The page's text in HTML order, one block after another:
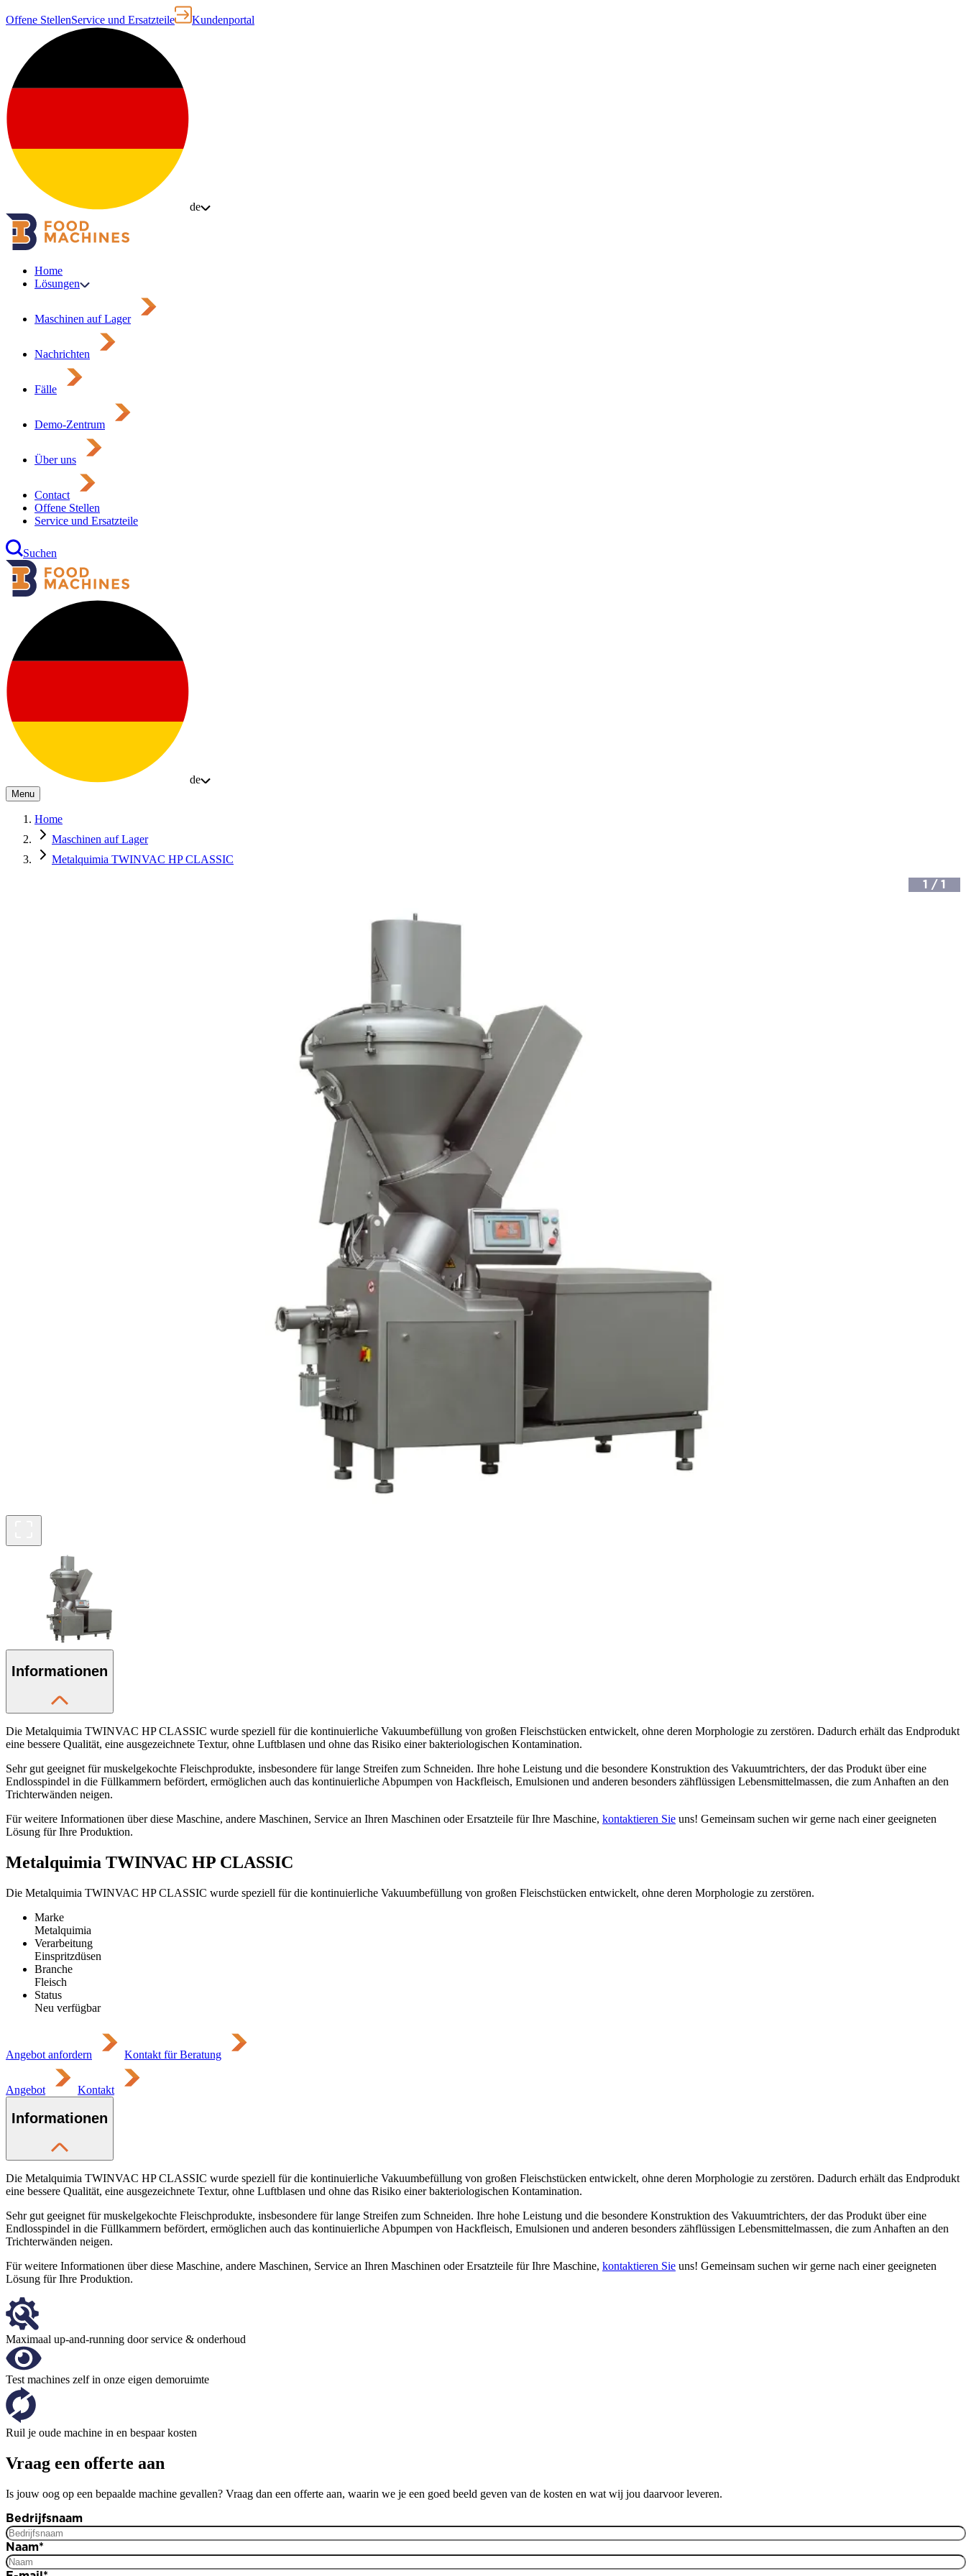
Offene StellenService und Ersatzteile Kundenportal
de
Home
Lösungen
Maschinen auf Lager
Nachrichten
Fälle
Demo-Zentrum
Über uns
Contact
Offene Stellen
Service und Ersatzteile
Suchen
de
Menu
Home
Maschinen auf Lager
Metalquimia TWINVAC HP CLASSIC
1 / 1
Informationen
Die Metalquimia TWINVAC HP CLASSIC wurde speziell für die kontinuierliche Vakuumbefüllung von großen Fleischstücken entwickelt, ohne deren Morphologie zu zerstören. Dadurch erhält das Endprodukt
eine bessere Qualität, eine ausgezeichnete Textur, ohne Luftblasen und ohne das Risiko einer bakteriologischen Kontamination.
Sehr gut geeignet für muskelgekochte Fleischprodukte, insbesondere für lange Streifen zum Schneiden. Ihre hohe Leistung und die besondere Konstruktion des Vakuumtrichters, der das Produkt über eine
Endlosspindel in die Füllkammern befördert, ermöglichen auch das kontinuierliche Abpumpen von Hackfleisch, Emulsionen und anderen besonders zähflüssigen Lebensmittelmassen, die zum Anhaften an den
Trichterwänden neigen.
Für weitere Informationen über diese Maschine, andere Maschinen, Service an Ihren Maschinen oder Ersatzteile für Ihre Maschine, kontaktieren Sie uns! Gemeinsam suchen wir gerne nach einer geeigneten
Lösung für Ihre Produktion.
Metalquimia TWINVAC HP CLASSIC
Die Metalquimia TWINVAC HP CLASSIC wurde speziell für die kontinuierliche Vakuumbefüllung von großen Fleischstücken entwickelt, ohne deren Morphologie zu zerstören.
Marke
Metalquimia
Verarbeitung
Einspritzdüsen
Branche
Fleisch
Status
Neu verfügbar
Angebot anfordern Kontakt für Beratung
Angebot Kontakt
Informationen
Die Metalquimia TWINVAC HP CLASSIC wurde speziell für die kontinuierliche Vakuumbefüllung von großen Fleischstücken entwickelt, ohne deren Morphologie zu zerstören. Dadurch erhält das Endprodukt
eine bessere Qualität, eine ausgezeichnete Textur, ohne Luftblasen und ohne das Risiko einer bakteriologischen Kontamination.
Sehr gut geeignet für muskelgekochte Fleischprodukte, insbesondere für lange Streifen zum Schneiden. Ihre hohe Leistung und die besondere Konstruktion des Vakuumtrichters, der das Produkt über eine
Endlosspindel in die Füllkammern befördert, ermöglichen auch das kontinuierliche Abpumpen von Hackfleisch, Emulsionen und anderen besonders zähflüssigen Lebensmittelmassen, die zum Anhaften an den
Trichterwänden neigen.
Für weitere Informationen über diese Maschine, andere Maschinen, Service an Ihren Maschinen oder Ersatzteile für Ihre Maschine, kontaktieren Sie uns! Gemeinsam suchen wir gerne nach einer geeigneten
Lösung für Ihre Produktion.
Maximaal up-and-running door service & onderhoud
Test machines zelf in onze eigen demoruimte
Ruil je oude machine in en bespaar kosten
Vraag een offerte aan
Is jouw oog op een bepaalde machine gevallen? Vraag dan een offerte aan, waarin we je een goed beeld geven van de kosten en wat wij jou daarvoor leveren.
Bedrijfsnaam
Naam*